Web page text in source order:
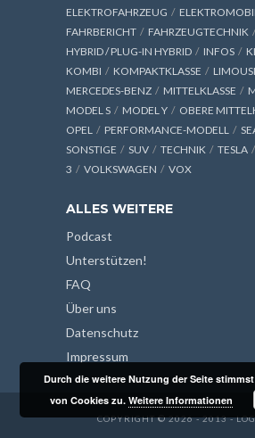
ELEKTROFAHRZEUG
FAHRBERICHT
FAHRZEUGTECHNIK
HYBRID / PLUG-IN HYBRID
INFOS
KOMBI
KOMPAKTKLASSE
MERCEDES-BENZ
MITTELKLASSE
MODEL S
MODEL Y
OBERE
OPEL
PERFORMANCE-MODELL
SONSTIGE
SUV TECHNIK TESLA
3
VOLKSWAGEN VOX
ALLES WEITERE
Podcast
Unterstützen!
FAQ
Über uns
Datenschutz
Impressum
COPYRIGHT © 2026 - 2013 -
Durch die weitere Nutzung der Seite
von Cookies zu.Weitere Informationen